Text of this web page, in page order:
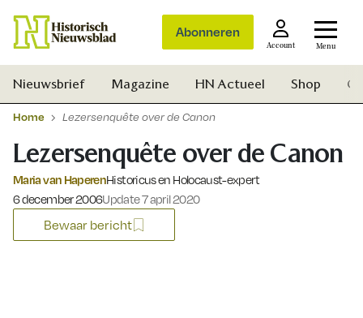
Abonneren
Account Menu
Nieuwsbrief Magazine HN Actueel Shop
Home Lezersenquête over de Canon
Lezersenquête over de Canon
Maria van HaperenHistoricus en Holocaust-expert
Gepubliceerd op:
6 december 2006Update 7 april 2020
Bewaar bericht